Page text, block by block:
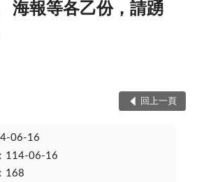
海報等各乙份，請踴
回上一頁
06-16
114-06-16
168